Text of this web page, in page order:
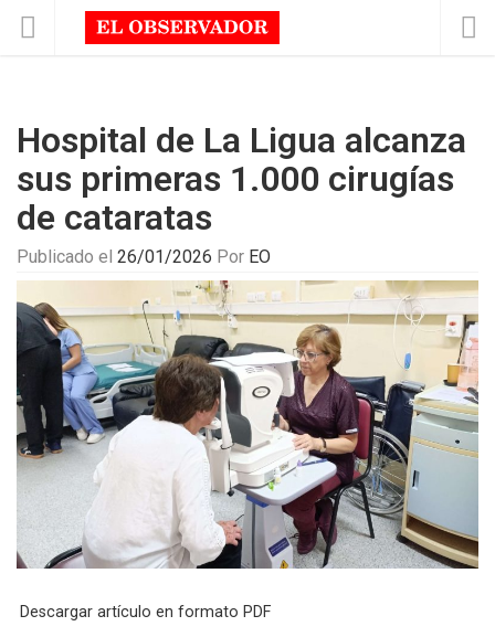
Hospital de La Ligua alcanza
sus primeras 1.000 cirugías
de cataratas
Publicado el 26/01/2026 Por EO
Descargar artículo en formato PDF